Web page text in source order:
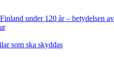
under 120 år– betydelsen
som ska skyddas